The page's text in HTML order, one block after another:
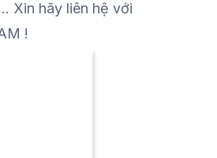
Xin hãy liên hệ với
!